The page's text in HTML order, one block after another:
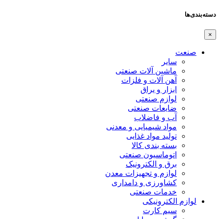
دسته‌بندی‌ها
×
صنعت
سایر
ماشین آلات صنعتی
آهن آلات و فلزات
ابزار و یراق
لوازم صنعتی
ضایعات صنعتی
آب و فاضلاب
مواد شیمیایی و معدنی
تولید مواد غذایی
بسته بندی کالا
اتوماسیون صنعتی
برق و الکترونیک
لوازم و تجهیزات معدن
کشاورزی و دامداری
خدمات صنعتی
لوازم الکترونیکی
سیم کارت